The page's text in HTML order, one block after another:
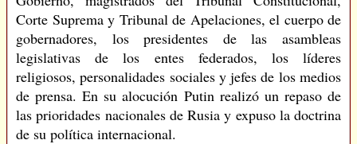
Corte Suprema y Tribunal de Apelaciones, el cuerpo de
gobernadores, los presidentes de las asambleas
legislativas de los entes federados, los líderes
religiosos, personalidades sociales y jefes de los medios
de prensa. En su alocución Putin realizó un repaso de
las prioridades nacionales de Rusia y expuso la doctrina
de su política internacional.